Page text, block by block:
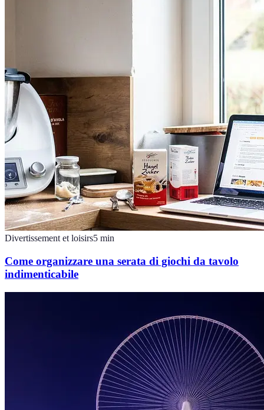
Divertissement et loisirs5 min
Come organizzare una serata di giochi da tavolo
indimenticabile